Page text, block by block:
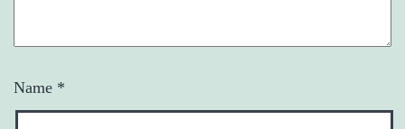
Name *